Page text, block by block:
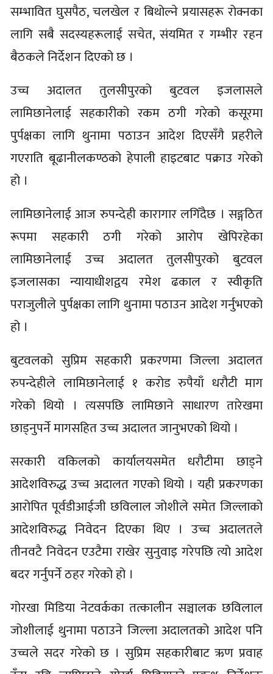
सम्भावित घुसपैठ, चलखेल र बिथोल्ने प्रयासहरू रोक्नका
लागि सबै सदस्यहरूलाई सचेत, संयमित र गम्भीर रहन
बैठकले निर्देशन दिएको छ ।
उच्च अदालत तुलसीपुरको बुटवल इजलासले
लामिछानेलाई सहकारीको रकम ठगी गरेको कसूरमा
पुर्पक्षका लागि थुनामा पठाउन आदेश दिएसँगै प्रहरीले
गएराति बूढानीलकण्ठको हेपाली हाइटबाट पक्राउ गरेको
हो ।
लामिछानेलाई आज रुपन्देही कारागार लगिँदैछ । सङ्गठित
रूपमा सहकारी ठगी गरेको आरोप खेपिरहेका
लामिछानेलाई उच्च अदालत तुलसीपुरको बुटवल
इजलासका न्यायाधीशद्वय रमेश ढकाल र स्वीकृति
पराजुलीले पुर्पक्षका लागि थुनामा पठाउन आदेश गर्नुभएको
हो ।
बुटवलको सुप्रिम सहकारी प्रकरणमा जिल्ला अदालत
रुपन्देहीले लामिछानेलाई १ करोड रुपैयाँ धरौटी माग
गरेको थियो । त्यसपछि लामिछाने साधारण तारेखमा
छाड्नुपर्ने मागसहित उच्च अदालत जानुभएको थियो ।
सरकारी वकिलको कार्यालयसमेत धरौटीमा छाड्ने
आदेशविरुद्ध उच्च अदालत गएको थियो । यही प्रकरणका
आरोपित पूर्वडीआईजी छविलाल जोशीले समेत जिल्लाको
आदेशविरुद्ध निवेदन दिएका थिए । उच्च अदालतले
तीनवटै निवेदन एउटैमा राखेर सुनुवाइ गरेपछि त्यो आदेश
बदर गर्नुपर्ने ठहर गरेको हो ।
गोरखा मिडिया नेटवर्कका तत्कालीन सञ्चालक छविलाल
जोशीलाई थुनामा पठाउने जिल्ला अदालतको आदेश पनि
उच्चले सदर गरेको छ । सुप्रिम सहकारीबाट ऋण प्रवाह